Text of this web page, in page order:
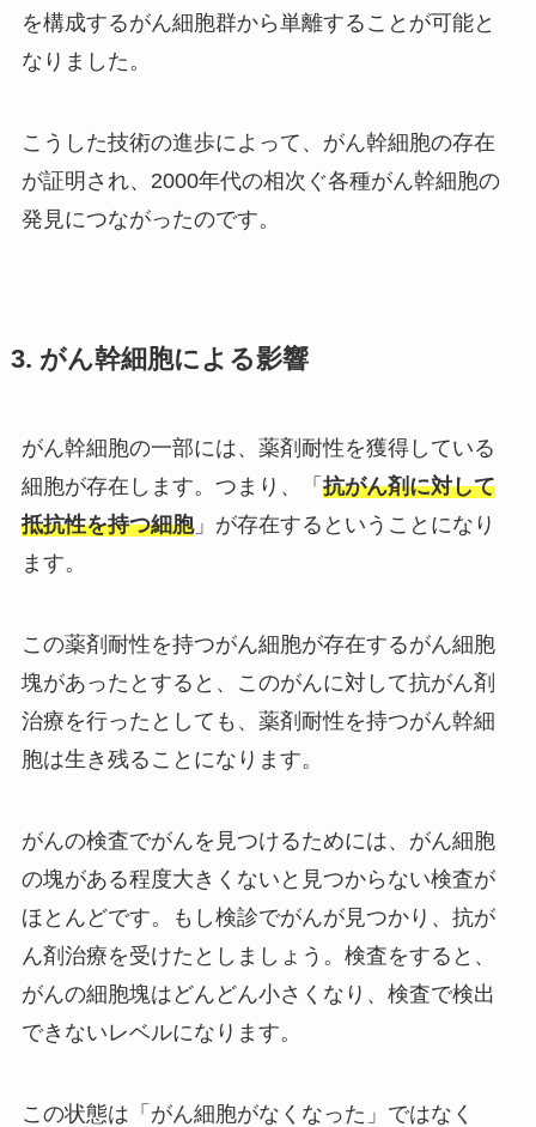
を構成するがん細胞群から単離することが可能と
なりました。
こうした技術の進歩によって、がん幹細胞の存在
が証明され、2000年代の相次ぐ各種がん幹細胞の
発見につながったのです。
3. がん幹細胞による影響
がん幹細胞の一部には、薬剤耐性を獲得している
細胞が存在します。つまり、「 抗がん剤に対して
抵抗性を持つ細胞」が存在するということになり
ます。
この薬剤耐性を持つがん細胞が存在するがん細胞
塊があったとすると、このがんに対して抗がん剤
治療を行ったとしても、薬剤耐性を持つがん幹細
胞は生き残ることになります。
がんの検査でがんを見つけるためには、がん細胞
の塊がある程度大きくないと見つからない検査が
ほとんどです。もし検診でがんが見つかり、抗が
ん剤治療を受けたとしましょう。検査をすると、
がんの細胞塊はどんどん小さくなり、検査で検出
できないレベルになります。
この状態は「がん細胞がなくなった」ではなく